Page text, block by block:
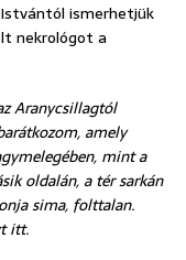
ismerhetjük
nekrológot a
Aranycsillagtól
amely
mint a
oldalán, a tér sarkán
sima, folttalan.
itt.